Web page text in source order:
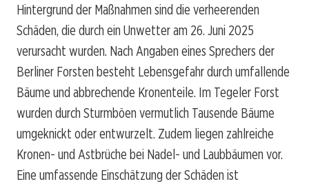
Hintergrund der Maßnahmen sind die verheerenden
Schäden, die durch ein Unwetter am 26. Juni 2025
verursacht wurden. Nach Angaben eines Sprechers der
Berliner Forsten besteht Lebensgefahr durch umfallende
Bäume und abbrechende Kronenteile. Im Tegeler Forst
wurden durch Sturmböen vermutlich Tausende Bäume
umgeknickt oder entwurzelt. Zudem liegen zahlreiche
Kronen- und Astbrüche bei Nadel- und Laubbäumen vor.
Eine umfassende Einschätzung der Schäden ist